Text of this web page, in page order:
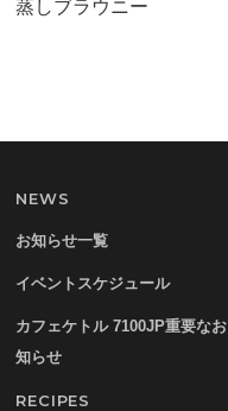
蒸しブラウニー
NEWS
お知らせ一覧
イベントスケジュール
カフェケトル 7100JP重要なお
知らせ
RECIPES